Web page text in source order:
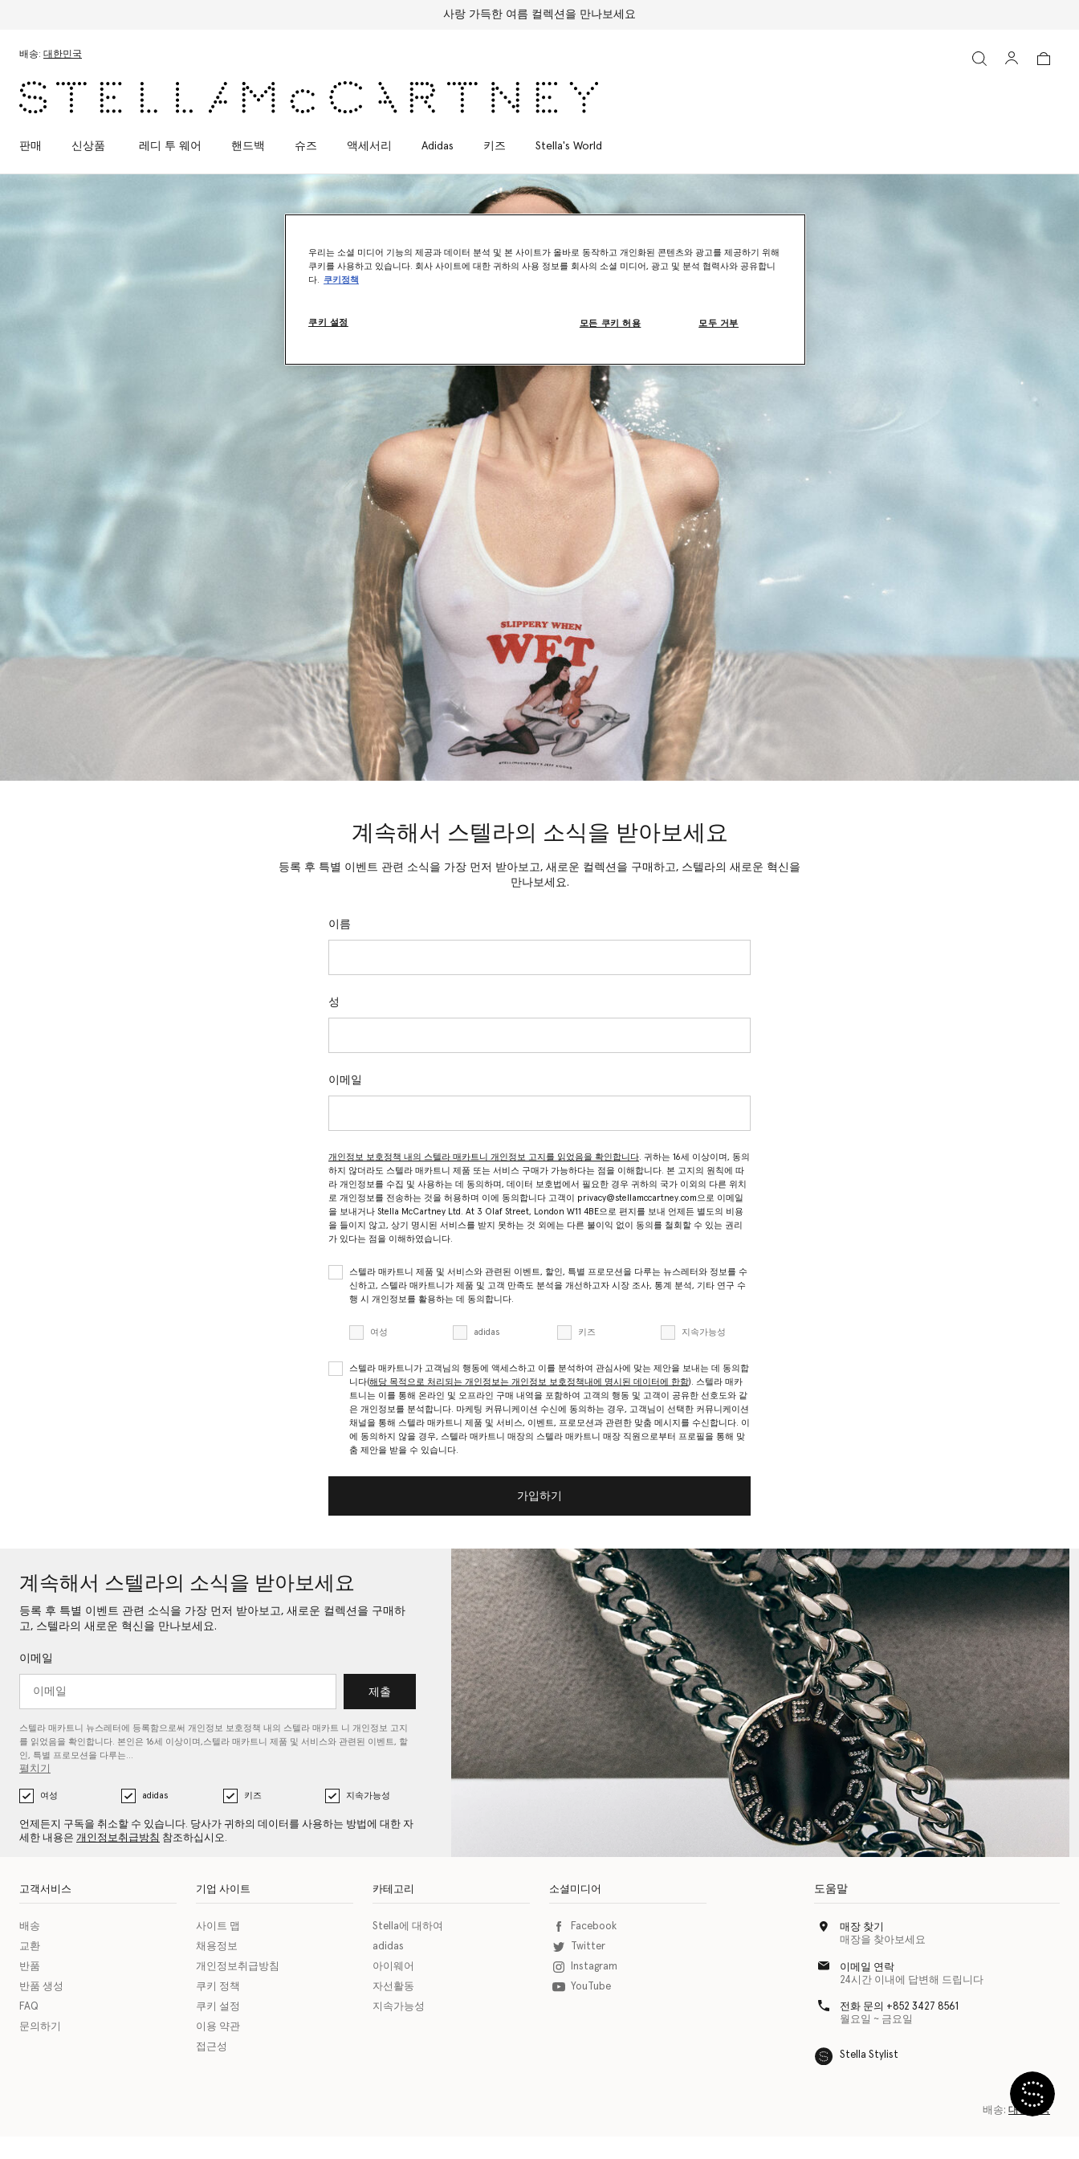
사랑 가득한 여름 컬렉션을 만나보세요
배송: 대한민국
판매 신상품 레디 투 웨어 핸드백 슈즈 액세서리 Adidas 키즈 Stella's World
계속해서 스텔라의 소식을 받아보세요
등록 후 특별 이벤트 관련 소식을 가장 먼저 받아보고, 새로운 컬렉션을 구매하고, 스텔라의 새로운 혁신을
만나보세요.
이름
성
이메일
개인정보 보호정책 내의 스텔라 매카트니 개인정보 고지를 읽었음을 확인합니다 . 귀하는 16세 이상이며, 동의
하지 않더라도 스텔라 매카트니 제품 또는 서비스 구매가 가능하다는 점을 이해합니다. 본 고지의 원칙에 따
라 개인정보를 수집 및 사용하는 데 동의하며, 데이터 보호법에서 필요한 경우 귀하의 국가 이외의 다른 위치
로 개인정보를 전송하는 것을 허용하며 이에 동의합니다 고객이 privacy@stellamccartney.com으로 이메일
을 보내거나 Stella McCartney Ltd. At 3 Olaf Street, London W11 4BE으로 편지를 보내 언제든 별도의 비용
을 들이지 않고, 상기 명시된 서비스를 받지 못하는 것 외에는 다른 불이익 없이 동의를 철회할 수 있는 권리
가 있다는 점을 이해하였습니다.
스텔라 매카트니 제품 및 서비스와 관련된 이벤트, 할인, 특별 프로모션을 다루는 뉴스레터와 정보를 수
신하고, 스텔라 매카트니가 제품 및 고객 만족도 분석을 개선하고자 시장 조사, 통계 분석, 기타 연구 수
행 시 개인정보를 활용하는 데 동의합니다.
여성 adidas 키즈 지속가능성
스텔라 매카트니가 고객님의 행동에 액세스하고 이를 분석하여 관심사에 맞는 제안을 보내는 데 동의합
니다(해당 목적으로 처리되는 개인정보는 개인정보 보호정책내에 명시된 데이터에 한함). 스텔라 매카
트니는 이를 통해 온라인 및 오프라인 구매 내역을 포함하여 고객의 행동 및 고객이 공유한 선호도와 같
은 개인정보를 분석합니다. 마케팅 커뮤니케이션 수신에 동의하는 경우, 고객님이 선택한 커뮤니케이션
채널을 통해 스텔라 매카트니 제품 및 서비스, 이벤트, 프로모션과 관련한 맞춤 메시지를 수신합니다. 이
에 동의하지 않을 경우, 스텔라 매카트니 매장의 스텔라 매카트니 매장 직원으로부터 프로필을 통해 맞
춤 제안을 받을 수 있습니다.
가입하기
계속해서 스텔라의 소식을 받아보세요
등록 후 특별 이벤트 관련 소식을 가장 먼저 받아보고, 새로운 컬렉션을 구매하
고, 스텔라의 새로운 혁신을 만나보세요.
이메일
제출
스텔라 매카트니 뉴스레터에 등록함으로써 개인정보 보호정책 내의 스텔라 매카트 니 개인정보 고지
를 읽었음을 확인합니다. 본인은 16세 이상이며,스텔라 매카트니 제품 및 서비스와 관련된 이벤트, 할
인, 특별 프로모션을 다루는…
펼치기
여성 adidas 키즈 지속가능성
언제든지 구독을 취소할 수 있습니다. 당사가 귀하의 데이터를 사용하는 방법에 대한 자
세한 내용은 개인정보취급방침 참조하십시오.
고객서비스
배송
교환
반품
반품 생성
FAQ
문의하기
기업 사이트
사이트 맵
채용정보
개인정보취급방침
쿠키 정책
쿠키 설정
이용 약관
접근성
카테고리
Stella에 대하여
adidas
아이웨어
자선활동
지속가능성
소셜미디어
Facebook
Twitter
Instagram
YouTube
도움말
매장 찾기
매장을 찾아보세요
이메일 연락
24시간 이내에 답변해 드립니다
전화 문의 +852 3427 8561
월요일 ~ 금요일
Stella Stylist
배송: 대한민국
우리는 소셜 미디어 기능의 제공과 데이터 분석 및 본 사이트가 올바로 동작하고 개인화된 콘텐츠와 광고를 제공하기 위해
쿠키를 사용하고 있습니다. 회사 사이트에 대한 귀하의 사용 정보를 회사의 소셜 미디어, 광고 및 분석 협력사와 공유합니
다.
쿠키정책
쿠키 설정 모두 거부
모든 쿠키 허용